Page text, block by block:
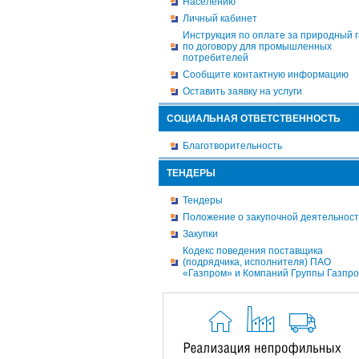
Личный кабинет
Инструкция по оплате за природный
по договору для промышленных
потребителей
Сообщите контактную информацию
Оставить заявку на услуги
СОЦИАЛЬНАЯ ОТВЕТСТВЕННОСТЬ
Благотворительность
ТЕНДЕРЫ
Тендеры
Положение о закупочной
Закупки
Кодекс поведения поставщика
(подрядчика, исполнителя) ПАО
«Газпром» и Компаний Группы